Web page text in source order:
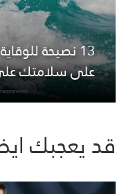
13 نصيحة
على سلامتك
قد يعجبك